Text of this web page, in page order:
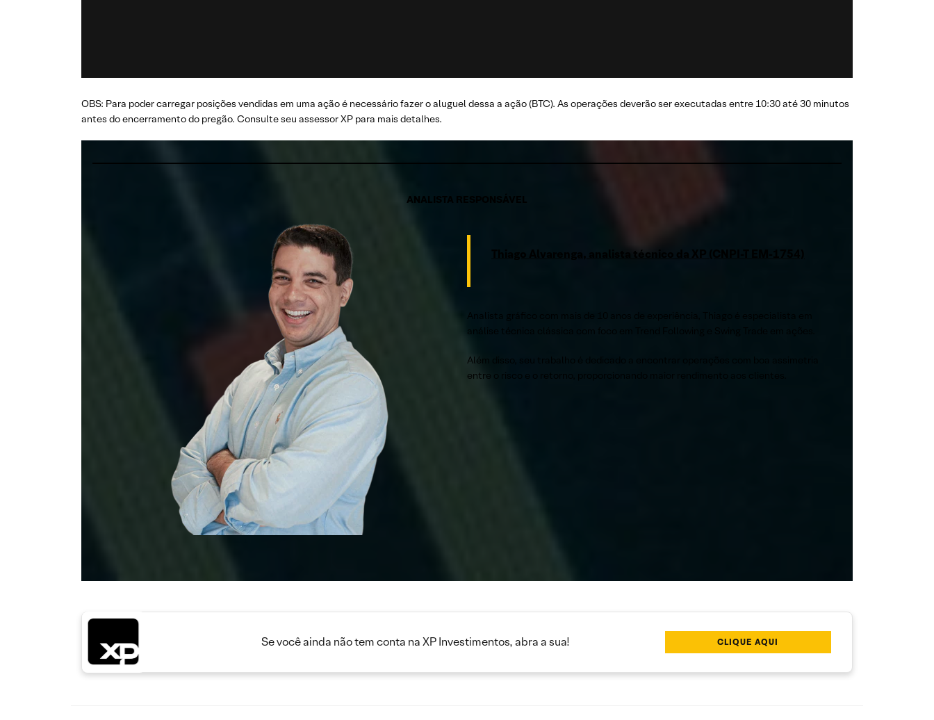
OBS: Para poder carregar posições vendidas em uma ação é necessário fazer o aluguel dessa a ação (BTC). As operações deverão ser executadas entre 10:30 até 30 minutos
antes do encerramento do pregão. Consulte seu assessor XP para mais detalhes.
ANALISTA RESPONSÁVEL
Thiago Alvarenga, analista técnico da XP (CNPI-T EM-1754)
Analista gráfico com mais de 10 anos de experiência, Thiago é especialista em
análise técnica clássica com foco em Trend Following e Swing Trade em ações.
Além disso, seu trabalho é dedicado a encontrar operações com boa assimetria
entre o risco e o retorno, proporcionando maior rendimento aos clientes.
Se você ainda não tem conta na XP Investimentos, abra a sua! CLIQUE AQUI